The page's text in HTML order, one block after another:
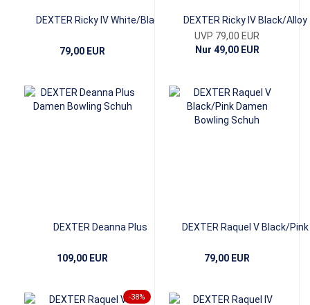
DEXTER Ricky IV White/Black
79,00 EUR
DEXTER Ricky IV Black/Alloy
UVP 79,00 EUR
Nur 49,00 EUR
DEXTER Deanna Plus
109,00 EUR
DEXTER Raquel V Black/Pink
79,00 EUR
-38%